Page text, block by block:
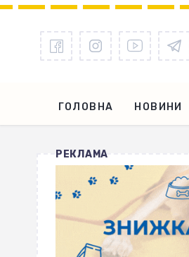
ГОЛОВНА НОВИНИ
РЕКЛАМА